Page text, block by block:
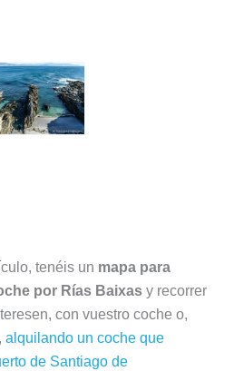
tenéis un mapa para
por Rías Baixasy recorrer
con vuestro coche o,
alquilando un coche que
de Santiago de